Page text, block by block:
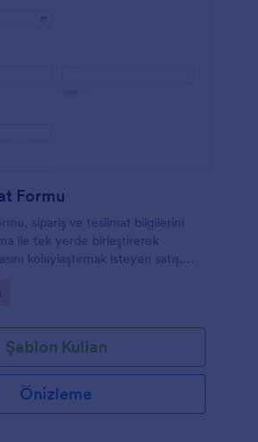
Formu
sipariş ve teslimat bilgilerini
ile tek yerde birleştirerek
kolaylaştırmak isteyen satış,
Şablon Kullan
Önizleme